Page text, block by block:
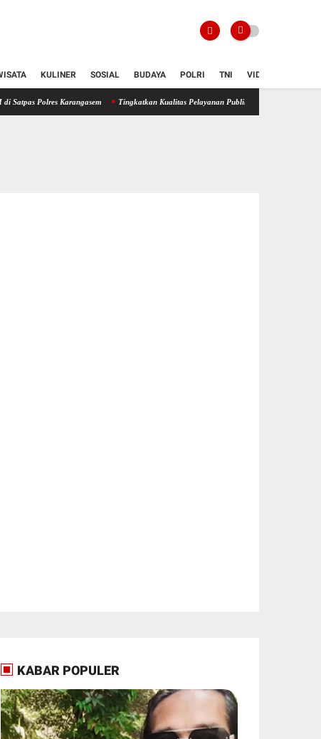
KULINER SOSIAL BUDAYA POLRI TNI VIDIO
Karangasem Tingkatkan Kualitas Pelayanan Publik, Proses Pelayanan BPKB Polres
KABAR POPULER